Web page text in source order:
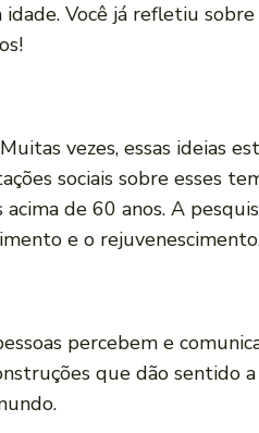
Você já refletiu sobre
vezes, essas ideias
sociais sobre esses
de 60 anos. A
e o
percebem e
que dão sentido a